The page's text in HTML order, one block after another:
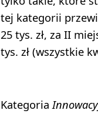
tej kategorii
25 tys. zł, za II
tys. zł (wszystkie
Kategoria